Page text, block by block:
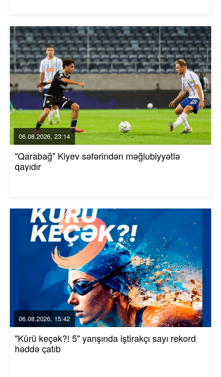
06.08.2026, 23:14
"Qarabağ" Kiyev səfərindən məğlubiyyətlə
qayıdır
06.08.2026, 15:42
"Kürü keçək?! 5" yarışında iştirakçı sayı rekord
həddə çatıb